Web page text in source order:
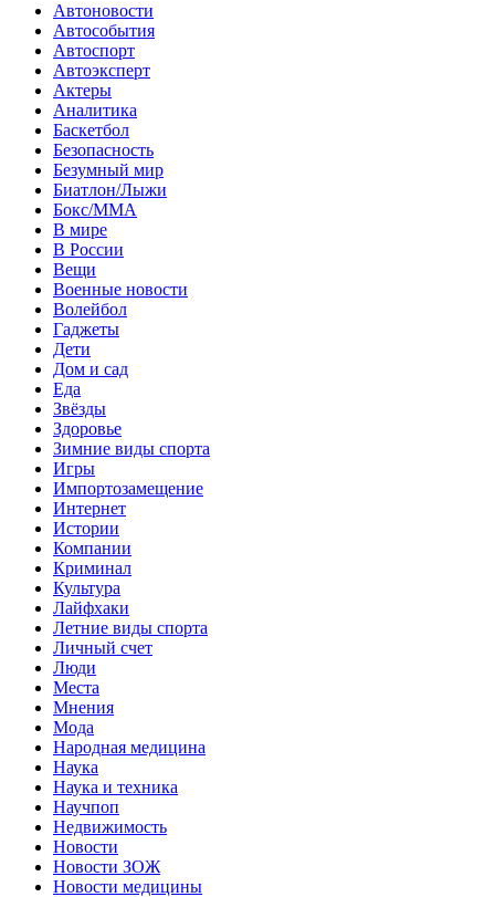
Автоновости
Автособытия
Автоспорт
Автоэксперт
Актеры
Аналитика
Баскетбол
Безопасность
Безумный мир
Биатлон/Лыжи
Бокс/MMA
В мире
В России
Вещи
Военные новости
Волейбол
Гаджеты
Дети
Дом и сад
Еда
Звёзды
Здоровье
Зимние виды спорта
Игры
Импортозамещение
Интернет
Истории
Компании
Криминал
Культура
Лайфхаки
Летние виды спорта
Личный счет
Люди
Места
Мнения
Мода
Народная медицина
Наука
Наука и техника
Научпоп
Недвижимость
Новости
Новости ЗОЖ
Новости медицины